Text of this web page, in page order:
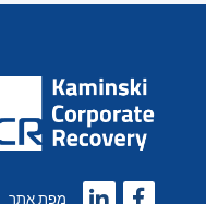
מפת אתר